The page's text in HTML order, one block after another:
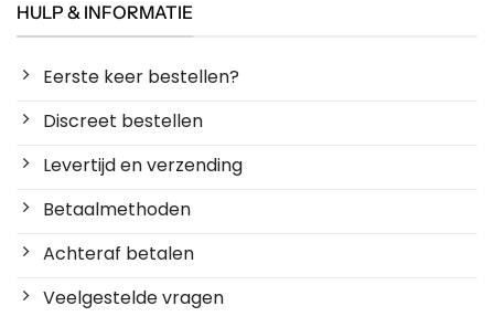
HULP & INFORMATIE
Eerste keer bestellen?
Discreet bestellen
Levertijd en verzending
Betaalmethoden
Achteraf betalen
Veelgestelde vragen